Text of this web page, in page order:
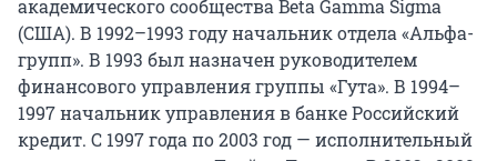
академического сообщества Beta Gamma Sigma
(США). В 1992–1993 году начальник отдела «Альфа-
групп». В 1993 был назначен руководителем
финансового управления группы «Гута». В 1994–
1997 начальник управления в банке Российский
кредит. С 1997 года по 2003 год — исполнительный